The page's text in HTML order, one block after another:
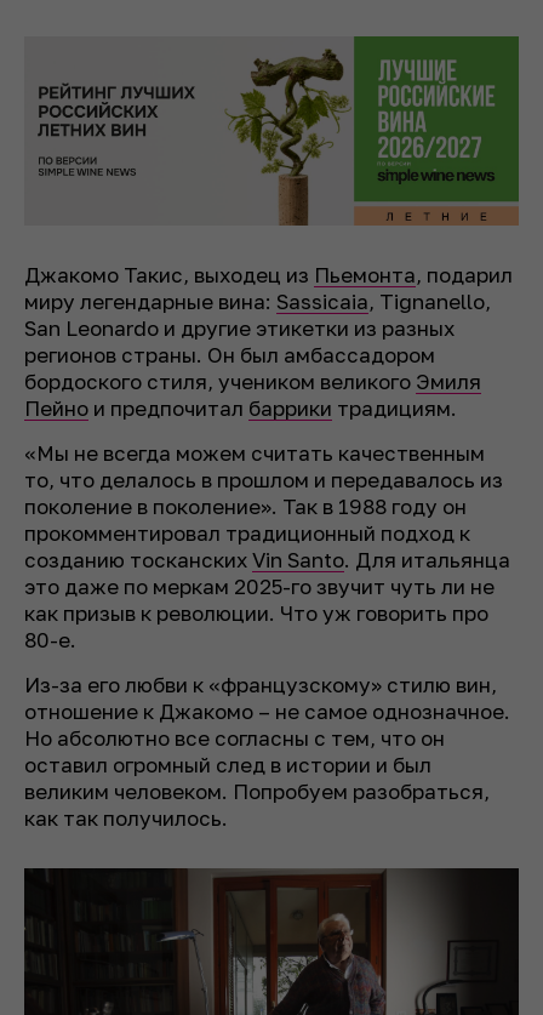
Джакомо Такис, выходец из Пьемонта, подарил
миру легендарные вина: Sassicaia, Tignanello,
San Leonardo и другие этикетки из разных
регионов страны. Он был амбассадором
бордоского стиля, учеником великого Эмиля
Пейно и предпочитал баррики традициям.
«Мы не всегда можем считать качественным
то, что делалось в прошлом и передавалось из
поколение в поколение». Так в 1988 году он
прокомментировал традиционный подход к
созданию тосканскихVin Santo. Для итальянца
это даже по меркам 2025-го звучит чуть ли не
как призыв к революции. Что уж говорить про
80-е.
Из-за его любви к «французскому» стилю вин,
отношение к Джакомо – не самое однозначное.
Но абсолютно все согласны с тем, что он
оставил огромный след в истории и был
великим человеком. Попробуем разобраться,
как так получилось.